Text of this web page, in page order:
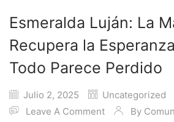
Esmeralda Luján: La
Recupera la
Todo Parece Perdido
Julio 2, 2025
Uncategorized
Leave A Comment
By